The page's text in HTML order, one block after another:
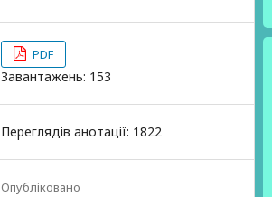
PDF
Завантажень: 153
Переглядів анотації: 1822
Опубліковано